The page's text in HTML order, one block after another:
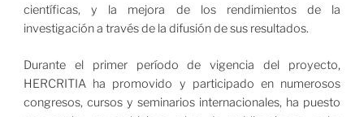
científicas, y la mejora de los rendimientos de la
investigación a través de la difusión de sus resultados.
Durante el primer período de vigencia del proyecto,
HERCRITIA ha promovido y participado en numerosos
congresos, cursos y seminarios internacionales, ha puesto